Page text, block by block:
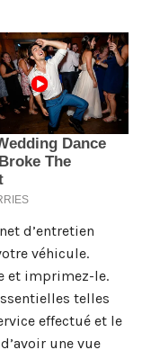
d’entretien
véhicule.
et imprimez-le.
telles
effectué et le
une vue